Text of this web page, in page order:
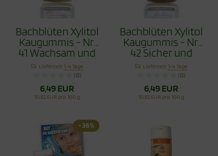
Bachblüten Xylitol
Kaugummis - Nr.
41 Wachsam und
Beständig 60g
Lieferzeit:1-4 Tage
(0)
6,49 EUR
10,82 EUR pro 100 g
Bachblüten Xylitol
Kaugummis - Nr.
42 Sicher und
Überzeugt 60g
Lieferzeit:1-4 Tage
(0)
6,49 EUR
10,82 EUR pro 100 g
- 36%